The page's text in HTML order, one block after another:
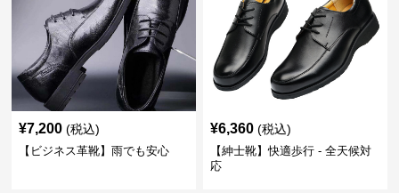
¥7,200 (税込)
【ビジネス革靴】雨でも安心
¥6,360 (税込)
【紳士靴】快適歩行 - 全天候対
応